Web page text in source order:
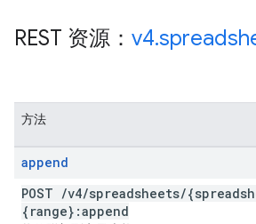
REST 资源： v4.
方法
append
POST /v4/spreadsheets/
{range}:append